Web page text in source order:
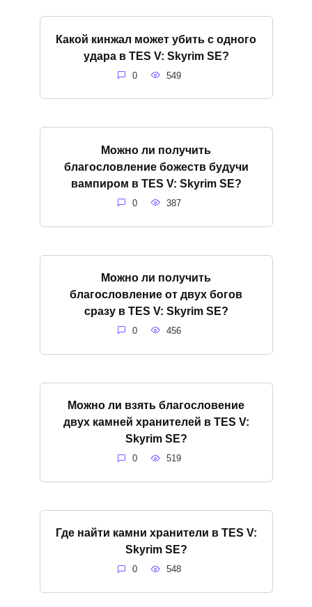
Какой кинжал может убить с одного
удара в TES V: Skyrim SE?
0 549
Можно ли получить
благословление божеств будучи
вампиром в TES V: Skyrim SE?
0 387
Можно ли получить
благословление от двух богов
сразу в TES V: Skyrim SE?
0 456
Можно ли взять благословение
двух камней хранителей в TES V:
Skyrim SE?
0 519
Где найти камни хранители в TES V:
Skyrim SE?
0 548